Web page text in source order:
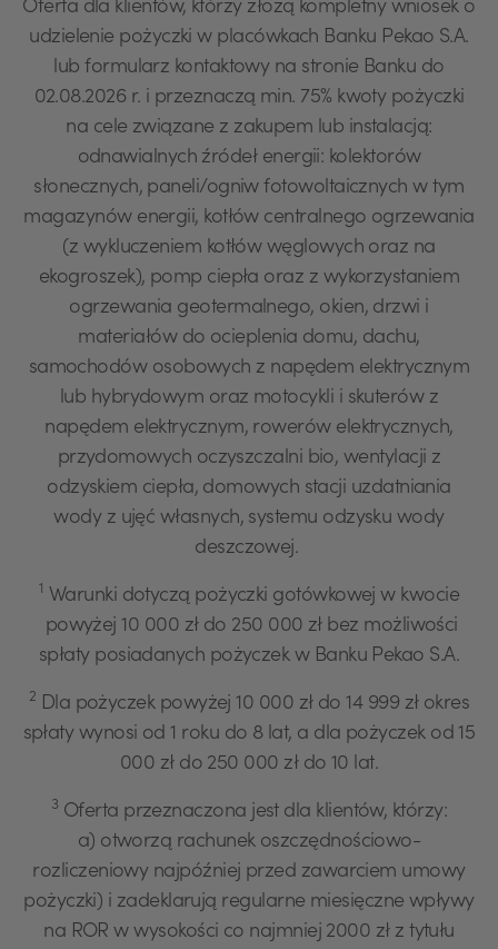
Oferta dla klientów, którzy złożą kompletny wniosek o
udzielenie pożyczki w placówkach Banku Pekao S.A.
lub formularz kontaktowy na stronie Banku do
02.08.2026 r. i przeznaczą min. 75% kwoty pożyczki
na cele związane z zakupem lub instalacją:
odnawialnych źródeł energii: kolektorów
słonecznych, paneli/ogniw fotowoltaicznych w tym
magazynów energii, kotłów centralnego ogrzewania
(z wykluczeniem kotłów węglowych oraz na
ekogroszek), pomp ciepła oraz z wykorzystaniem
ogrzewania geotermalnego, okien, drzwi i
materiałów do ocieplenia domu, dachu,
samochodów osobowych z napędem elektrycznym
lub hybrydowym oraz motocykli i skuterów z
napędem elektrycznym, rowerów elektrycznych,
przydomowych oczyszczalni bio, wentylacji z
odzyskiem ciepła, domowych stacji uzdatniania
wody z ujęć własnych, systemu odzysku wody
deszczowej.
1 Warunki dotyczą pożyczki gotówkowej w kwocie
powyżej 10 000 zł do 250 000 zł bez możliwości
spłaty posiadanych pożyczek w Banku Pekao S.A.
2 Dla pożyczek powyżej 10 000 zł do 14 999 zł okres
spłaty wynosi od 1 roku do 8 lat, a dla pożyczek od 15
000 zł do 250 000 zł do 10 lat.
3 Oferta przeznaczona jest dla klientów, którzy:
a) otworzą rachunek oszczędnościowo-
rozliczeniowy najpóźniej przed zawarciem umowy
pożyczki) i zadeklarują regularne miesięczne wpływy
na ROR w wysokości co najmniej 2000 zł z tytułu